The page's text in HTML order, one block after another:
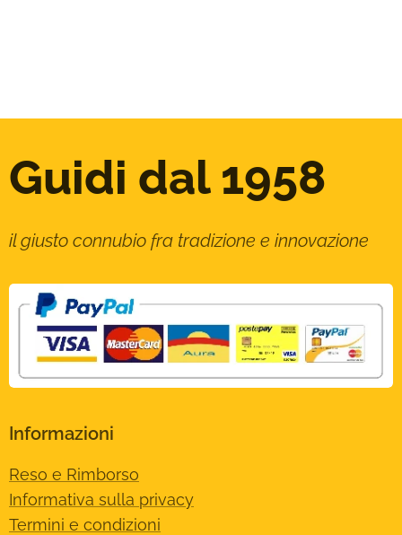
Guidi dal 1958
il giusto connubio fra tradizione e innovazione
Informazioni
Reso e Rimborso
Informativa sulla privacy
Termini e condizioni